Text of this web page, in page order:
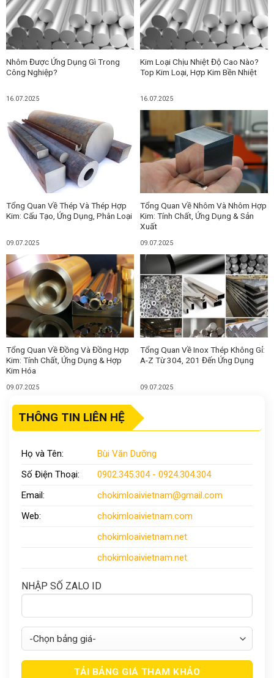
Nhôm Được Ứng Dụng Gì Trong
Công Nghiệp?
16.07.2025
Kim Loại Chịu Nhiệt Độ Cao Nào?
Top Kim Loại, Hợp Kim Bền Nhiệt
16.07.2025
Tổng Quan Về Thép Và Thép Hợp
Kim: Cấu Tạo, Ứng Dụng, Phân Loại
09.07.2025
Tổng Quan Về Nhôm Và Nhôm Hợp
Kim: Tính Chất, Ứng Dụng & Sản
Xuất
09.07.2025
Tổng Quan Về Đồng Và Đồng Hợp
Kim: Tính Chất, Ứng Dụng & Hợp
Kim Hóa
09.07.2025
Tổng Quan Về Inox Thép Không Gỉ:
A-Z Từ 304, 201 Đến Ứng Dụng
09.07.2025
THÔNG TIN LIÊN HỆ
Họ và Tên:
Bùi Văn Dưỡng
Số Điện Thoại:
0902.345.304 - 0924.304.304
Email:
chokimloaivietnam@gmail.com
Web:
chokimloaivietnam.com
chokimloaivietnam.net
chokimloaivietnam.net
NHẬP SỐ ZALO ID